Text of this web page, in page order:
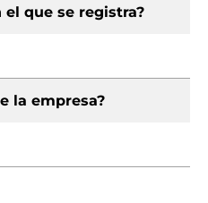
el que se registra?
la empresa?